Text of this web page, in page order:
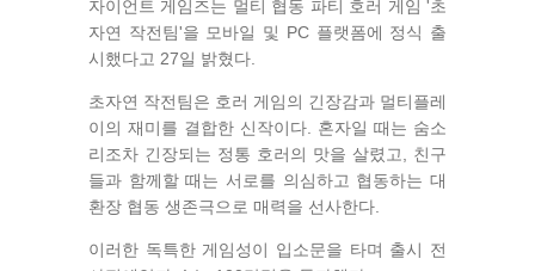
자이언트 게임즈는 멀티 협동 파티 호러 게임 '초
자연 작전팀'을 모바일 및 PC 플랫폼에 정식 출
시했다고 27일 밝혔다.
초자연 작전팀은 호러 게임의 긴장감과 멀티플레
이의 재미를 결합한 신작이다. 혼자일 때는 숨소
리조차 긴장되는 정통 호러의 맛을 살렸고, 친구
들과 함께할 때는 서로를 의심하고 협동하는 대
환장 협동 생존극으로 매력을 선사한다.
이러한 독특한 게임성이 입소문을 타며 출시 전